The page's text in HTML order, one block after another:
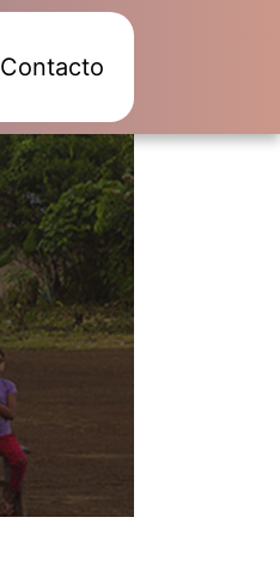
Contacto